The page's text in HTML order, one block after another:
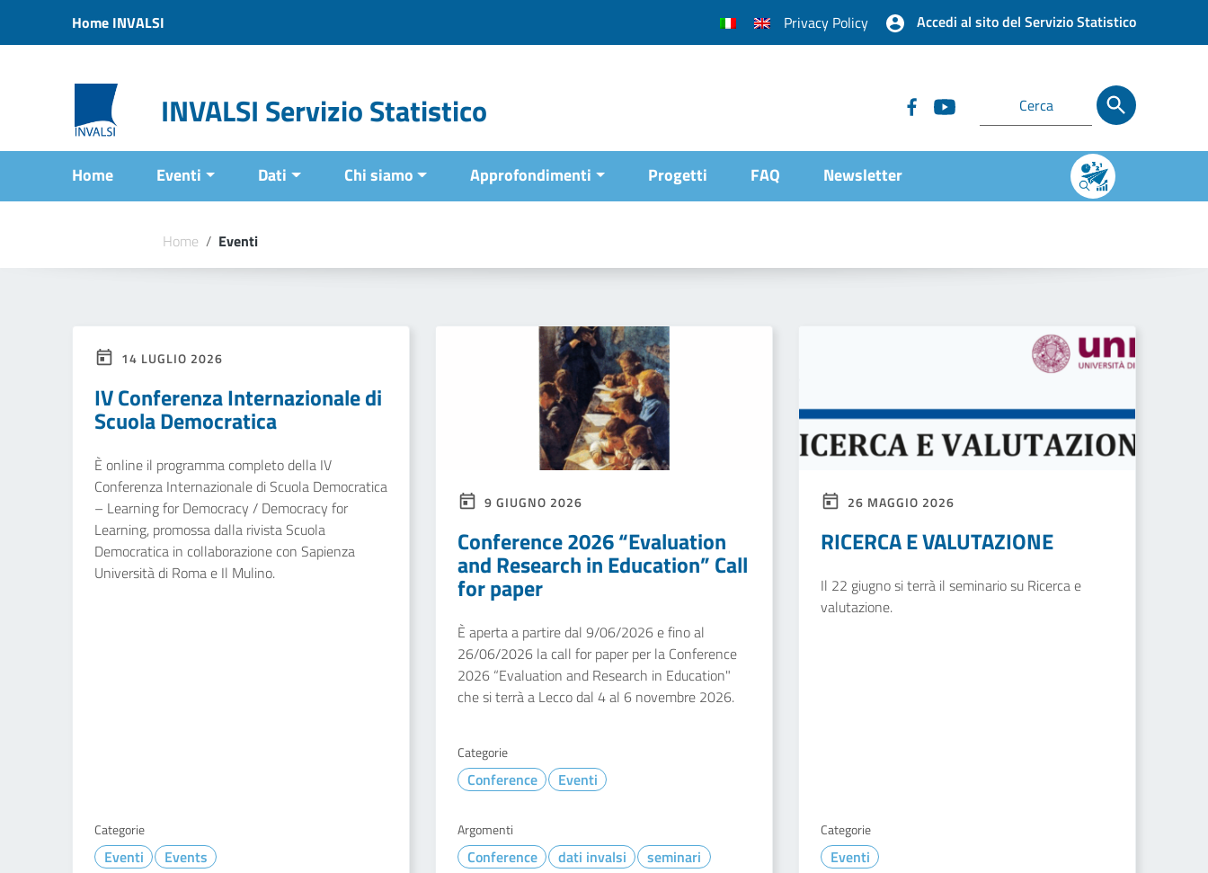
Vai al menu di navigazione
Home INVALSI Privacy Policy Accedi al sito del Servizio Statistico
INVALSI Servizio Statistico
Home Eventi Dati Chi siamo Approfondimenti Progetti FAQ Newsletter
Home / Eventi
14 LUGLIO 2026
IV Conferenza Internazionale di
Scuola Democratica
È online il programma completo della IV
Conferenza Internazionale di Scuola Democratica
– Learning for Democracy / Democracy for
Learning, promossa dalla rivista Scuola
Democratica in collaborazione con Sapienza
Università di Roma e Il Mulino.
Categorie
Eventi Events
9 GIUGNO 2026
Conference 2026 “Evaluation
and Research in Education” Call
for paper
È aperta a partire dal 9/06/2026 e fino al
26/06/2026 la call for paper per la Conference
2026 “Evaluation and Research in Education"
che si terrà a Lecco dal 4 al 6 novembre 2026.
Categorie
Conference Eventi
Argomenti
Conference dati invalsi seminari
26 MAGGIO 2026
RICERCA E VALUTAZIONE
Il 22 giugno si terrà il seminario su Ricerca e
valutazione.
Categorie
Eventi